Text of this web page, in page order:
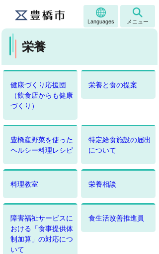
Languages メニュー
栄養
健康づくり応援団
（飲食店からも健康
づくり）
栄養と食の提案
豊橋産野菜を使った
ヘルシー料理レシピ
特定給食施設の届出
について
料理教室 栄養相談
障害福祉サービスに
おける「食事提供体
制加算」の対応につ
いて
食生活改善推進員